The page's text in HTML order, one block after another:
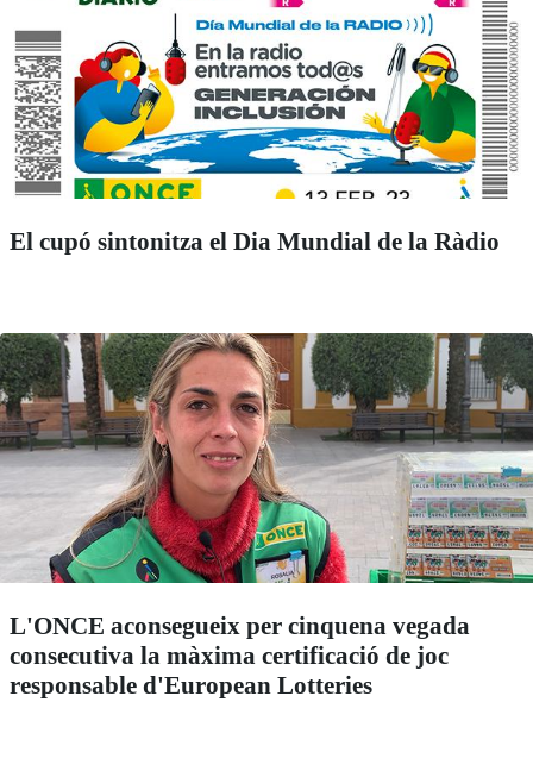
El cupó sintonitza el Dia Mundial de la Ràdio
L'ONCE aconsegueix per cinquena vegada
consecutiva la màxima certificació de joc
responsable d'European Lotteries